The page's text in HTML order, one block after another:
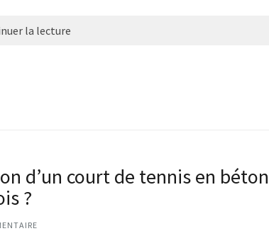
la lecture
d’un court de tennis en béton
?